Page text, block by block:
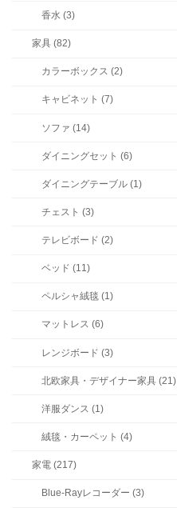
香水 (3)
家具 (82)
カラーボックス (2)
キャビネット (7)
ソファ (14)
ダイニングセット (6)
ダイニングテーブル (1)
チェスト (3)
テレビボード (2)
ベッド (11)
ペルシャ絨毯 (1)
マットレス (6)
レンジボード (3)
北欧家具・デザイナー家具 (21)
洋服ダンス (1)
絨毯・カーペット (4)
家電 (217)
Blue-Rayレコーダー (3)